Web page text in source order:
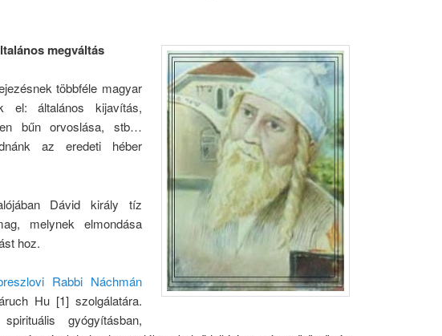
ltalános megváltás
többféle magyar
el: általános kijavítás,
bűn orvoslása, stb…
az eredeti héber
Dávid király tíz
melynek elmondása
hoz.
Rabbi Náchmán
Hu [1] szolgálatára.
gyógyításban,